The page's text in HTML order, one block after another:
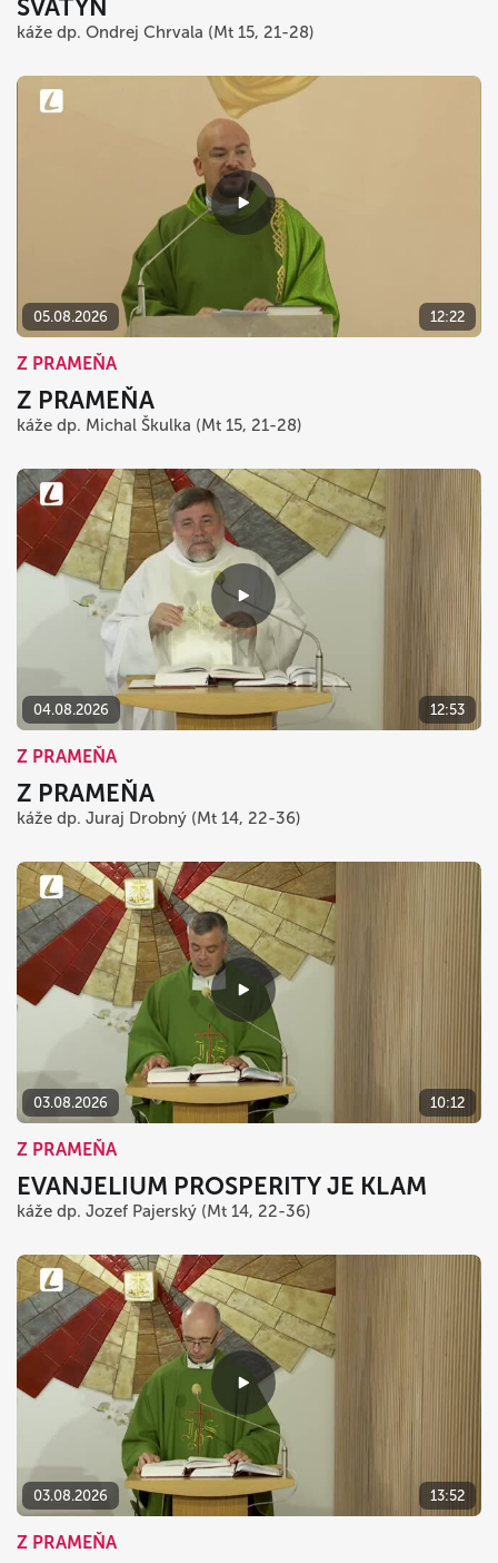
SVÄTÝŇ
káže dp. Ondrej Chrvala (Mt 15, 21-28)
05.08.2026 12:22
Z PRAMEŇA
Z PRAMEŇA
káže dp. Michal Škulka (Mt 15, 21-28)
04.08.2026 12:53
Z PRAMEŇA
Z PRAMEŇA
káže dp. Juraj Drobný (Mt 14, 22-36)
03.08.2026 10:12
Z PRAMEŇA
EVANJELIUM PROSPERITY JE KLAM
káže dp. Jozef Pajerský (Mt 14, 22-36)
03.08.2026 13:52
Z PRAMEŇA